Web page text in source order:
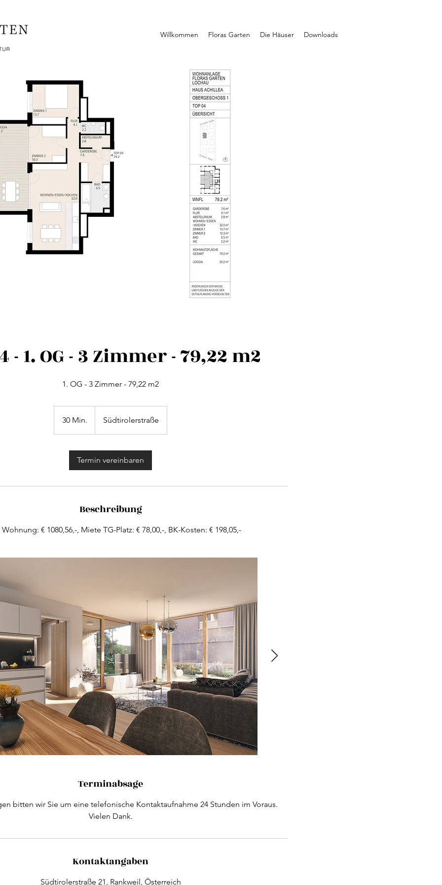
Willkommen Floras Garten Die Häuser Downloads
- 1. OG - 3 Zimmer - 79,22 m2
1. OG - 3 Zimmer - 79,22 m2
30 Min.
0
Südtirolerstraße
Termin vereinbaren
Beschreibung
€ 1080,56,-, Miete TG-Platz: € 78,00,-, BK-Kosten: € 198,05,-
Terminabsage
bitten wir Sie um eine telefonische Kontaktaufnahme 24 Stunden im Voraus.
Vielen Dank.
Kontaktangaben
Südtirolerstraße 21, Rankweil, Österreich